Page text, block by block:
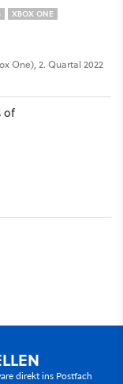
XBOX ONE
One), 2. Quartal 2022
of
direkt ins Postfach